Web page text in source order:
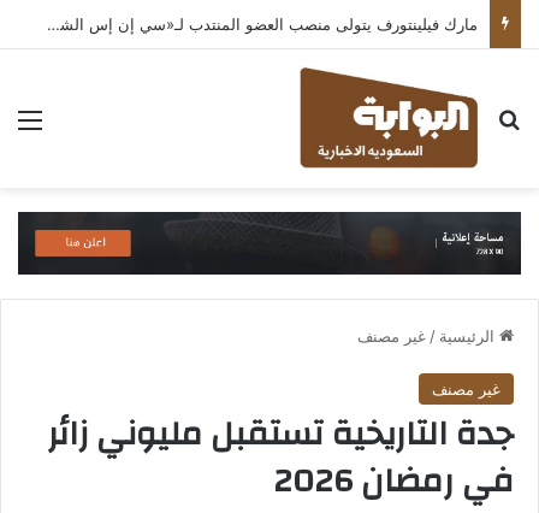
مارك فيلينتورف يتولى منصب العضو المنتدب لـ«سي إن إس الشرق الأوسط» ويشرف على شركات قطاع التكنولوجيا ضمن مجموعة غباش
بحث عن
الرئيسية / غير مصنف
غير مصنف
جدة التاريخية تستقبل مليوني زائر
في رمضان 2026